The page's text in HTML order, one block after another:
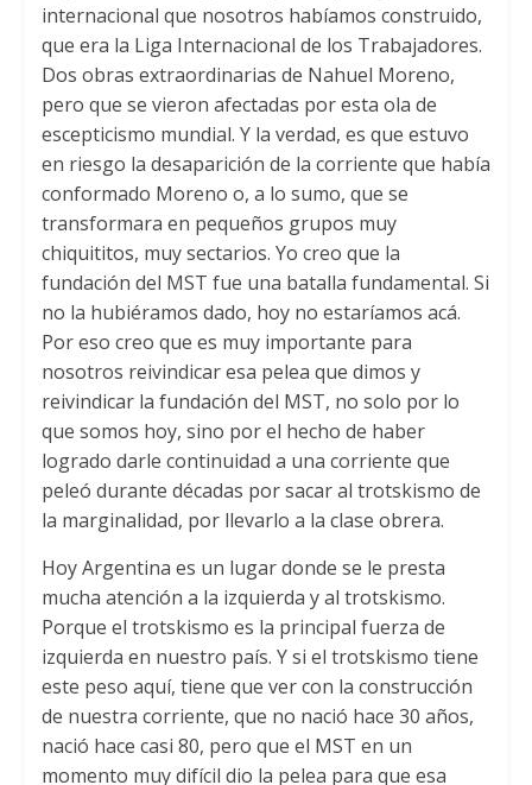
internacional que nosotros habíamos construido,
que era la Liga Internacional de los Trabajadores.
Dos obras extraordinarias de Nahuel Moreno,
pero que se vieron afectadas por esta ola de
escepticismo mundial. Y la verdad, es que estuvo
en riesgo la desaparición de la corriente que había
conformado Moreno o, a lo sumo, que se
transformara en pequeños grupos muy
chiquititos, muy sectarios. Yo creo que la
fundación del MST fue una batalla fundamental. Si
no la hubiéramos dado, hoy no estaríamos acá.
Por eso creo que es muy importante para
nosotros reivindicar esa pelea que dimos y
reivindicar la fundación del MST, no solo por lo
que somos hoy, sino por el hecho de haber
logrado darle continuidad a una corriente que
peleó durante décadas por sacar al trotskismo de
la marginalidad, por llevarlo a la clase obrera.
Hoy Argentina es un lugar donde se le presta
mucha atención a la izquierda y al trotskismo.
Porque el trotskismo es la principal fuerza de
izquierda en nuestro país. Y si el trotskismo tiene
este peso aquí, tiene que ver con la construcción
de nuestra corriente, que no nació hace 30 años,
nació hace casi 80, pero que el MST en un
momento muy difícil dio la pelea para que esa